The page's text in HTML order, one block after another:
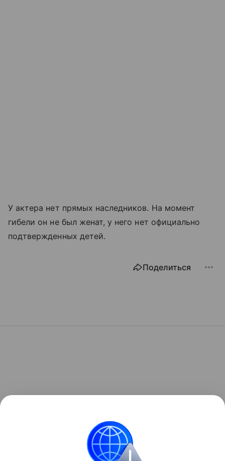
У актера нет прямых наследников. На момент
гибели он не был женат, у него нет официально
подтвержденных детей.
Поделиться